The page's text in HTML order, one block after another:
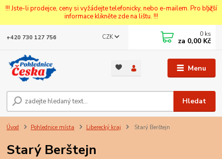
!!! Jste-li prodejce, ceny si vyžádejte telefonicky, nebo e-mailem. Pro bližší
informace klikněte zde na lištu. !!!
Menu
CZK
Hledat
+420 730 127 756 0 ks
za 0,00 Kč
Úvod Pohlednice místa Liberecký kraj Starý Berštejn
Starý Berštejn